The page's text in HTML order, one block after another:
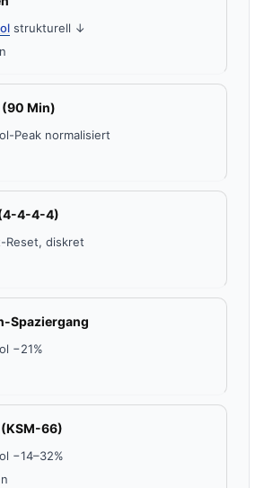
strukturell ↓
(90 Min)
Peak normalisiert
4-4-4)
Reset, diskret
Spaziergang
−21%
(KSM-66)
−14–32%